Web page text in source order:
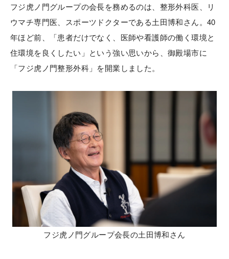
フジ虎ノ門グループの会長を務めるのは、整形外科医、リ
ウマチ専門医、スポーツドクターである土田博和さん。40
年ほど前、「患者だけでなく、医師や看護師の働く環境と
住環境を良くしたい」という強い思いから、御殿場市に
「フジ虎ノ門整形外科」を開業しました。
フジ虎ノ門グループ会長の土田博和さん